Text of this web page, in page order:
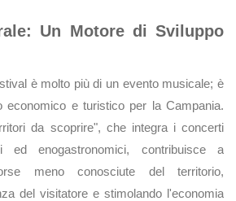
Un Motore di Sviluppo
è molto più di un evento musicale; è
economico e turistico per la Campania.
da scoprire", che integra i concerti
ed enogastronomici, contribuisce a
meno conosciute del territorio,
del visitatore e stimolando l'economia